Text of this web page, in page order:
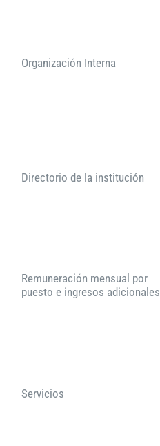
Organización Interna
Directorio de la institución
Remuneración mensual por
puesto e ingresos adicionales
Servicios